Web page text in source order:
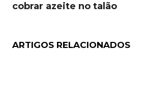
cobrar azeite no talão
ARTIGOS RELACIONADOS